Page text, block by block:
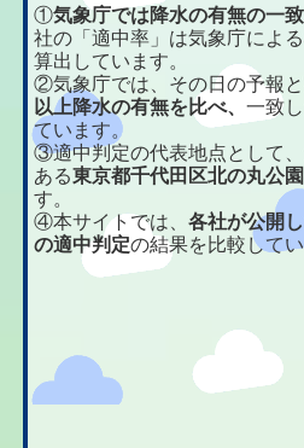
①気象庁では降水の有無の一
社の「適中率」は気象庁によ
算出しています。
②気象庁では、その日の予報
以上降水の有無を比べ、一致
ています。
③適中判定の代表地点として
ある東京都千代田区北の丸公園
す。
④本サイトでは、各社が公開
の適中判定の結果を比較してい